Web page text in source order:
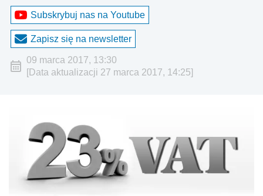
Subskrybuj nas na Youtube
Zapisz się na newsletter
09 marca 2017, 13:30
[Data aktualizacji 27 marca 2017, 14:25]